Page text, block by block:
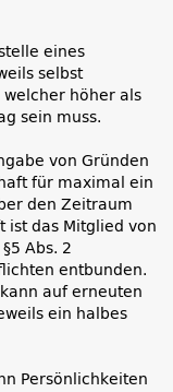
eines
selbst
höher als
sein muss.
von Gründen
für maximal ein
den Zeitraum
das Mitglied von
Abs. 2
entbunden.
auf erneuten
ein halbes
Persönlichkeiten